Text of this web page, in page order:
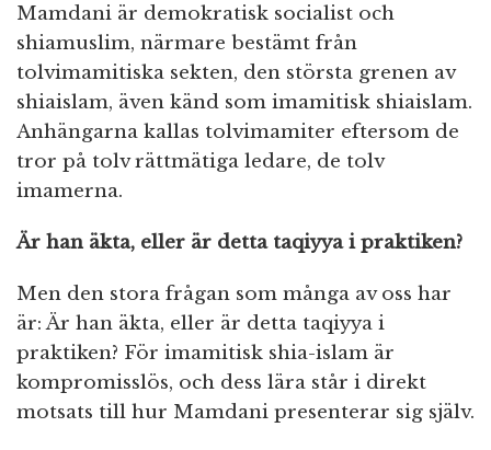
Mamdani är demokratisk socialist och
shiamuslim, närmare bestämt från
tolvimamitiska sekten, den största grenen av
shiaislam, även känd som imamitisk shiaislam.
Anhängarna kallas tolvimamiter eftersom de
tror på tolv rättmätiga ledare, de tolv
imamerna.
Är han äkta, eller är detta taqiyya i praktiken?
Men den stora frågan som många av oss har
är: Är han äkta, eller är detta taqiyya i
praktiken? För imamitisk shia-islam är
kompromisslös, och dess lära står i direkt
motsats till hur Mamdani presenterar sig själv.